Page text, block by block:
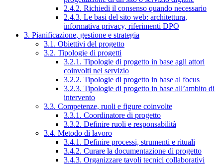
2.4.2. Richiedi il consenso quando necessario
2.4.3. Le basi del sito web: architettura,
informativa privacy, riferimenti DPO
3. Pianificazione, gestione e strategia
3.1. Obiettivi del progetto
3.2. Tipologie di progetti
3.2.1. Tipologie di progetto in base agli attori
coinvolti nel servizio
3.2.2. Tipologie di progetto in base al focus
3.2.3. Tipologie di progetto in base all’ambito di
intervento
3.3. Competenze, ruoli e figure coinvolte
3.3.1. Coordinatore di progetto
3.3.2. Definire ruoli e responsabilità
3.4. Metodo di lavoro
3.4.1. Definire processi, strumenti e rituali
3.4.2. Curare la documentazione di progetto
3.4.3. Organizzare tavoli tecnici collaborativi